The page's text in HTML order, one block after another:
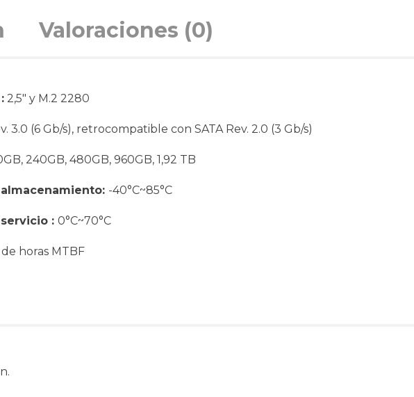
Valoraciones (0)
2,5″ y M.2 2280
3.0 (6 Gb/s), retrocompatible con SATA Rev. 2.0 (3 Gb/s)
240GB, 480GB, 960GB, 1,92 TB
-40°C~85°C
: 0°C~70°C
horas MTBF